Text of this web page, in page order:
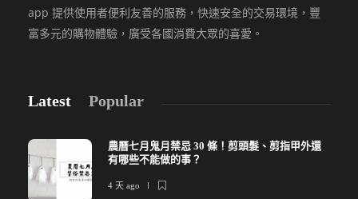
app 提供使用者便利友善的服務，快速安全的交易環境，豐
富多元的購物體驗，廣受各國消費大眾的喜愛。
Latest Popular
農曆七月鬼月禁忌 30 條！剪頭髮、剪指甲外還
有哪些不能做的事？
4 天 ago